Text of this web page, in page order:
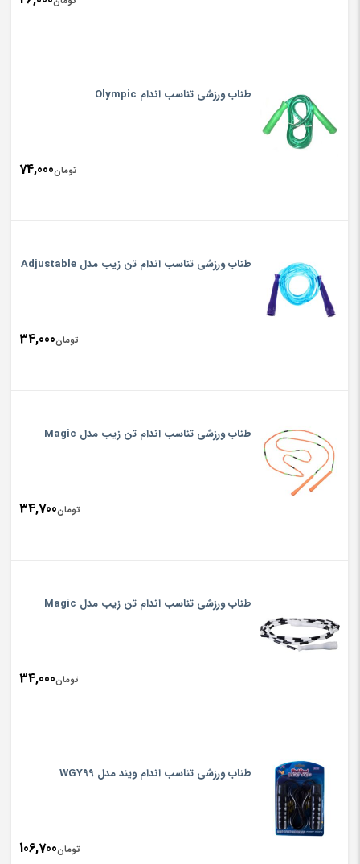
طناب ورزشی تناسب اندام Olympic
تومان74,000
طناب ورزشی تناسب اندام تن زیب مدل Adjustable
تومان34,000
طناب ورزشی تناسب اندام تن زیب مدل Magic
تومان34,700
طناب ورزشی تناسب اندام تن زیب مدل Magic
تومان34,000
طناب ورزشی تناسب اندام ویند مدل WGY99
تومان106,700